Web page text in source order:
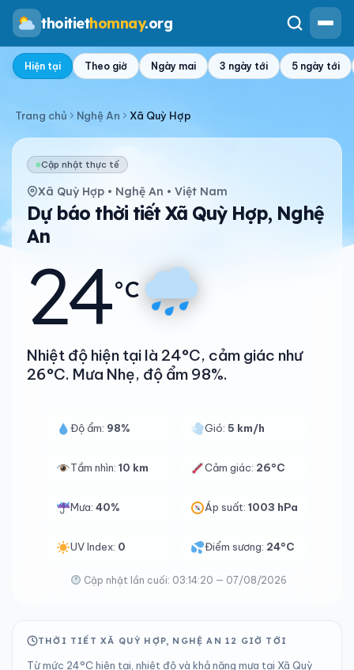
thoitiethomnay.org
Hiện tại Theo giờ Ngày mai 3 ngày tới 5 ngày tới
Trang chủ Nghệ An Xã Quỳ Hợp
Cập nhật thực tế
Xã Quỳ Hợp • Nghệ An • Việt Nam
Dự báo thời tiết Xã Quỳ Hợp, Nghệ
An
24°C
Nhiệt độ hiện tại là 24°C, cảm giác như
26°C. Mưa Nhẹ, độ ẩm 98%.
Độ ẩm: 98% Gió:5 km/h
Tầm nhìn: 10 km Cảm giác: 26°C
Mưa: 40% Áp suất:1003 hPa
UV Index: 0 Điểm sương: 24°C
Cập nhật lần cuối: 03:14:20 — 07/08/2026
THỜI TIẾT XÃ QUỲ HỢP, NGHỆ AN 12 GIỜ TỚI
Từ mức 24°C hiện tại, nhiệt độ và khả năng mưa tại Xã Quỳ